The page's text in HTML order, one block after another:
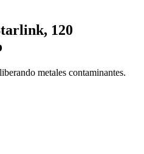
120
metales contaminantes.